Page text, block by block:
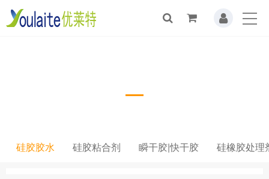
硅胶胶水 硅胶粘合剂 瞬干胶|快干胶 硅橡胶处理